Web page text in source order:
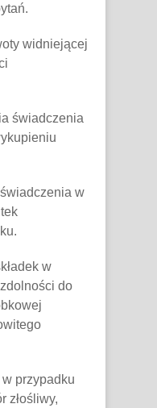
widniejącej
świadczenia
w
w
do
przypadku
złośliwy,